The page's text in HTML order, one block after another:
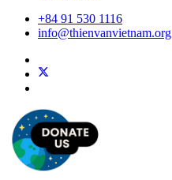
+84 91 530 1116
info@thienvanvietnam.org